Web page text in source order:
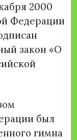
2000
Федерации
закон «О
был
гимна